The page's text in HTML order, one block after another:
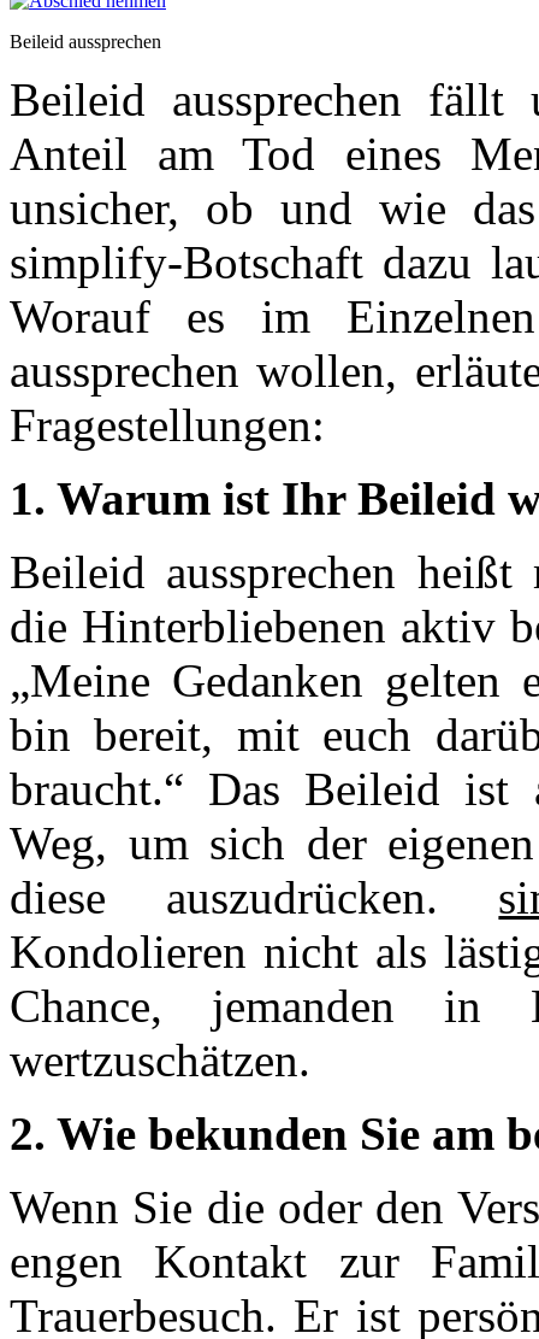
Beileid aussprechen
Beileid aussprechen
Anteil am Tod eines
unsicher, ob und wie
simplify-Botschaft dazu
Worauf es im
aussprechen wollen,
Fragestellungen:
1. Warum ist Ihr Beileid
Beileid aussprechen
die Hinterbliebenen aktiv
„Meine Gedanken gelten
bin bereit, mit euch
braucht.“ Das Beileid ist
Weg, um sich der
diese auszudrücken.
Kondolieren nicht als
Chance, jemanden in
wertzuschätzen.
2. Wie bekunden Sie am
Wenn Sie die oder den
engen Kontakt zur
Trauerbesuch. Er ist